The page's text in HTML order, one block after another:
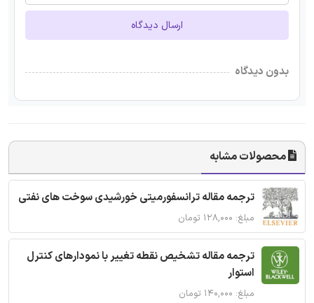
ارسال دیدگاه
بدون دیدگاه
محصولات مشابه
ترجمه مقاله ترانسفورمیتی خورشیدی سوخت های نفتی
مبلغ: ۱۲۸,۰۰۰ تومان
ترجمه مقاله تشخیص نقطه تغییر با نمودارهای کنترل
استوار
مبلغ: ۱۴۰,۰۰۰ تومان